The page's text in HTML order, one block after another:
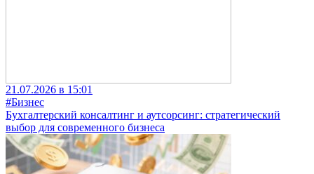
21.07.2026 в 15:01
#Бизнес
Бухгалтерский консалтинг и аутсорсинг: стратегический
выбор для современного бизнеса